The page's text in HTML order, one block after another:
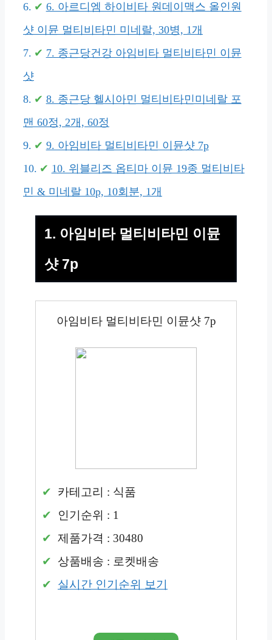
6. 아르디엠 하이비타 원데이맥스 올인원
샷 이뮨 멀티비타민 미네랄, 30병, 1개
7. 종근당건강 아임비타 멀티비타민 이뮨
샷
8. 종근당 헬시아민 멀티비타민미네랄 포
맨 60정, 2개, 60정
9. 아임비타 멀티비타민 이뮨샷 7p
10. 위블리즈 옵티마 이뮨 19종 멀티비타
민 & 미네랄 10p, 10회분, 1개
1. 아임비타 멀티비타민 이뮨
샷 7p
아임비타 멀티비타민 이뮨샷 7p
카테고리 : 식품
인기순위 : 1
제품가격 : 30480
상품배송 : 로켓배송
실시간 인기순위 보기